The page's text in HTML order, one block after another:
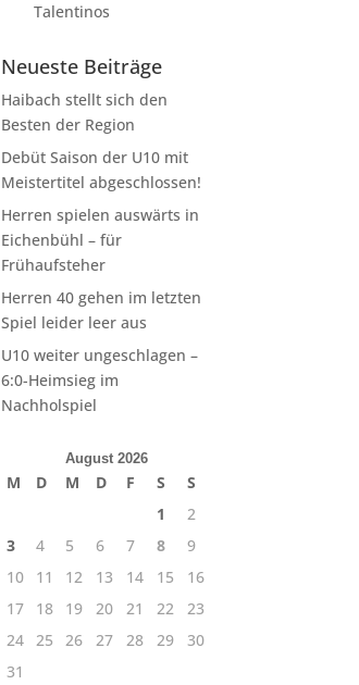
Talentinos
Neueste Beiträge
Haibach stellt sich den
Besten der Region
Debüt Saison der U10 mit
Meistertitel abgeschlossen!
Herren spielen auswärts in
Eichenbühl – für
Frühaufsteher
Herren 40 gehen im letzten
Spiel leider leer aus
U10 weiter ungeschlagen –
6:0-Heimsieg im
Nachholspiel
August 2026
M D M D F S
S
1
2
3
4 5 6 7 8
9
10
11 12 13 14 15
16
17
18 19 20 21 22
23
24 25 26 27 28 29
30
31